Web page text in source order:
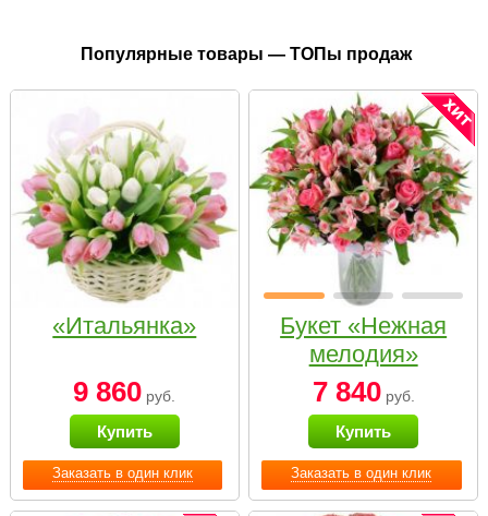
Популярные товары — ТОПы продаж
Заказать в один клик
«Итальянка»
9 860 руб.
Купить
Заказать в один клик
Букет «Нежная
мелодия»
7 840руб.
Купить